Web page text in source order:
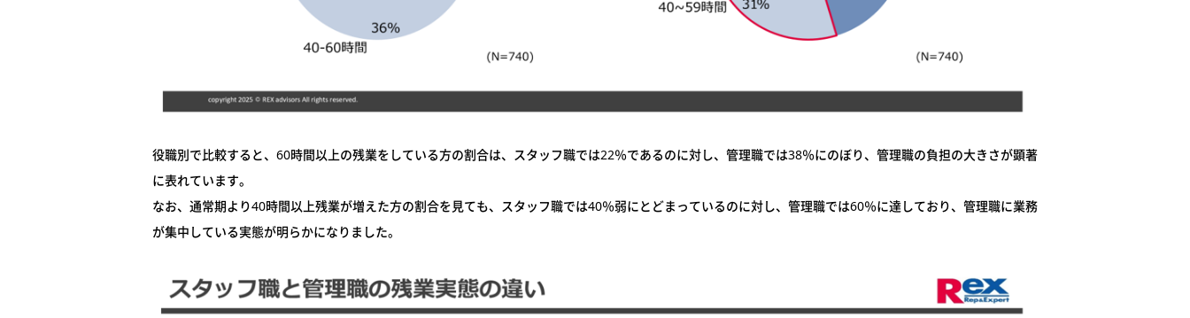
役職別で比較すると、60時間以上の残業をしている方の割合は、スタッフ職では22％であるのに対し、管理職では38％にのぼり、管理職の負担の大きさが顕著
に表れています。
なお、通常期より40時間以上残業が増えた方の割合を見ても、スタッフ職では40％弱にとどまっているのに対し、管理職では60％に達しており、管理職に業務
が集中している実態が明らかになりました。